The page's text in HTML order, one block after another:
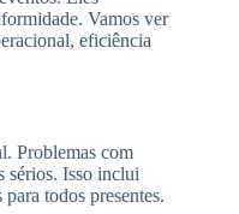
Vamos ver
eficiência
Problemas com
sérios. Isso inclui
todos presentes.